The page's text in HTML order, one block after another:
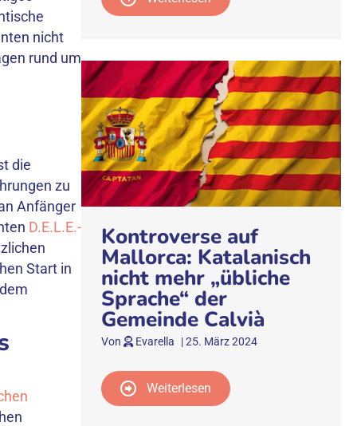
nicht
rund um
die
zu
Anfänger
D.E.L.E.-
Start in
Kontroverse auf
Mallorca: Katalanisch
nicht mehr „übliche
Sprache“ der
Gemeinde Calvià
Von Evarella |25. März 2024
Weiterlesen